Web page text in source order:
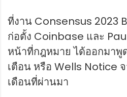
ที่งาน Consensus 2023
ก่อตั้ง Coinbase และ
หน้าที่กฎหมาย ได้ออกมาพู
เตือน หรือ Wells Notice จ
เดือนที่ผ่านมา